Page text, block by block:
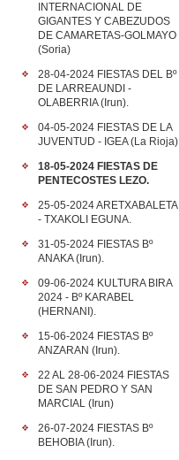
INTERNACIONAL DE
GIGANTES Y CABEZUDOS
DE CAMARETAS-GOLMAYO
(Soria)
28-04-2024 FIESTAS DEL Bº
DE LARREAUNDI -
OLABERRIA (Irun).
04-05-2024 FIESTAS DE LA
JUVENTUD - IGEA (La Rioja)
18-05-2024 FIESTAS DE
PENTECOSTES LEZO.
25-05-2024 ARETXABALETA
- TXAKOLI EGUNA.
31-05-2024 FIESTAS Bº
ANAKA (Irun).
09-06-2024 KULTURA BIRA
2024 - Bº KARABEL
(HERNANI).
15-06-2024 FIESTAS Bº
ANZARAN (Irun).
22 AL 28-06-2024 FIESTAS
DE SAN PEDRO Y SAN
MARCIAL (Irun)
26-07-2024 FIESTAS Bº
BEHOBIA (Irun).